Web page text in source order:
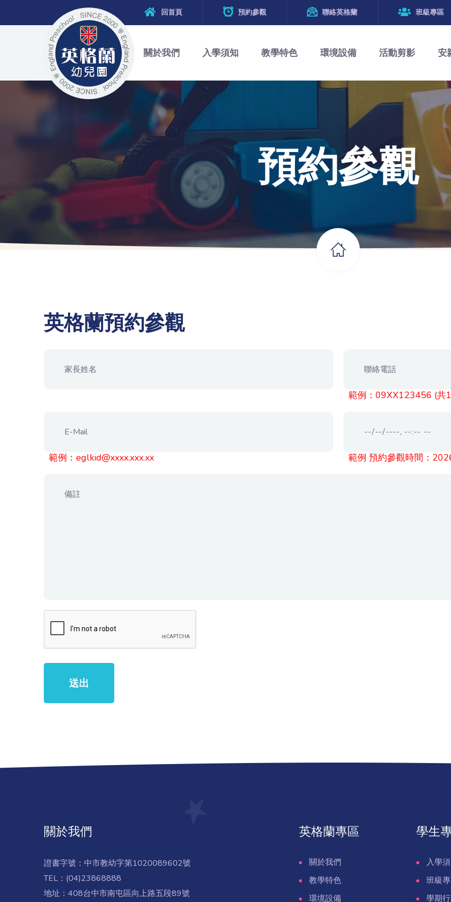
回首頁 預約參觀 聯絡英格蘭 班級專區
關於我們 入學須知 教學特色 環境設備 活動剪影 安
預約參觀
英格蘭預約參觀
範例：09XX123456 (共
範例：eglkid@xxxx.xxx.xx 範例 預約參觀時間：
送出
關於我們
證書字號：中市教幼字第1020089602號
TEL：(04)23868888
地址：408台中市南屯區向上路五段89號
英格蘭專區
關於我們
教學特色
環境設備
學生
入學
班級
學期